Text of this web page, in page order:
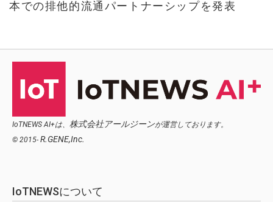
本での排他的流通パートナーシップを発表
IoTNEWS AI+は、 株式会社アールジーンが運営しております。
© 2015- R.GENE,Inc.
IoTNEWSについて